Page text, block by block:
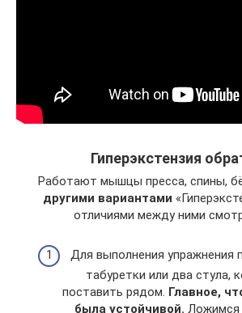
Гиперэкстензия
Работают мышцы пресса, спины,
другими вариантами
отличиями между ними
Для выполнения упражнения
табуретки или два стула,
поставить рядом. Главное,
была устойчивой. Ложимся